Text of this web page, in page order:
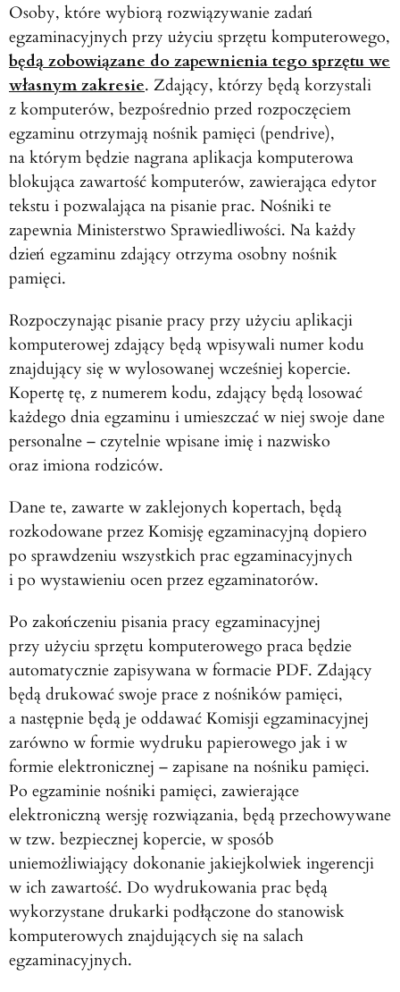
Osoby, które wybiorą rozwiązywanie zadań
egzaminacyjnych przy użyciu sprzętu komputerowego,
będą zobowiązane do zapewnienia tego sprzętu we
własnym zakresie. Zdający, którzy będą korzystali
z komputerów, bezpośrednio przed rozpoczęciem
egzaminu otrzymają nośnik pamięci (pendrive),
na którym będzie nagrana aplikacja komputerowa
blokująca zawartość komputerów, zawierająca edytor
tekstu i pozwalająca na pisanie prac. Nośniki te
zapewnia Ministerstwo Sprawiedliwości. Na każdy
dzień egzaminu zdający otrzyma osobny nośnik
pamięci.
Rozpoczynając pisanie pracy przy użyciu aplikacji
komputerowej zdający będą wpisywali numer kodu
znajdujący się w wylosowanej wcześniej kopercie.
Kopertę tę, z numerem kodu, zdający będą losować
każdego dnia egzaminu i umieszczać w niej swoje dane
personalne – czytelnie wpisane imię i nazwisko
oraz imiona rodziców.
Dane te, zawarte w zaklejonych kopertach, będą
rozkodowane przez Komisję egzaminacyjną dopiero
po sprawdzeniu wszystkich prac egzaminacyjnych
i po wystawieniu ocen przez egzaminatorów.
Po zakończeniu pisania pracy egzaminacyjnej
przy użyciu sprzętu komputerowego praca będzie
automatycznie zapisywana w formacie PDF. Zdający
będą drukować swoje prace z nośników pamięci,
a następnie będą je oddawać Komisji egzaminacyjnej
zarówno w formie wydruku papierowego jak i w
formie elektronicznej – zapisane na nośniku pamięci.
Po egzaminie nośniki pamięci, zawierające
elektroniczną wersję rozwiązania, będą przechowywane
w tzw. bezpiecznej kopercie, w sposób
uniemożliwiający dokonanie jakiejkolwiek ingerencji
w ich zawartość. Do wydrukowania prac będą
wykorzystane drukarki podłączone do stanowisk
komputerowych znajdujących się na salach
egzaminacyjnych.